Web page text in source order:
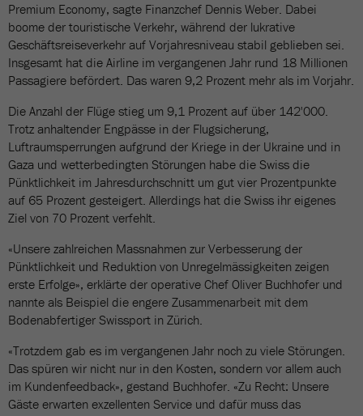
Premium Economy, sagte Finanzchef Dennis Weber. Dabei
boome der touristische Verkehr, während der lukrative
Geschäftsreiseverkehr auf Vorjahresniveau stabil geblieben sei.
Insgesamt hat die Airline im vergangenen Jahr rund 18 Millionen
Passagiere befördert. Das waren 9,2 Prozent mehr als im Vorjahr.
Die Anzahl der Flüge stieg um 9,1 Prozent auf über 142'000.
Trotz anhaltender Engpässe in der Flugsicherung,
Luftraumsperrungen aufgrund der Kriege in der Ukraine und in
Gaza und wetterbedingten Störungen habe die Swiss die
Pünktlichkeit im Jahresdurchschnitt um gut vier Prozentpunkte
auf 65 Prozent gesteigert. Allerdings hat die Swiss ihr eigenes
Ziel von 70 Prozent verfehlt.
«Unsere zahlreichen Massnahmen zur Verbesserung der
Pünktlichkeit und Reduktion von Unregelmässigkeiten zeigen
erste Erfolge», erklärte der operative Chef Oliver Buchhofer und
nannte als Beispiel die engere Zusammenarbeit mit dem
Bodenabfertiger Swissport in Zürich.
«Trotzdem gab es im vergangenen Jahr noch zu viele Störungen.
Das spüren wir nicht nur in den Kosten, sondern vor allem auch
im Kundenfeedback», gestand Buchhofer. «Zu Recht: Unsere
Gäste erwarten exzellenten Service und dafür muss das